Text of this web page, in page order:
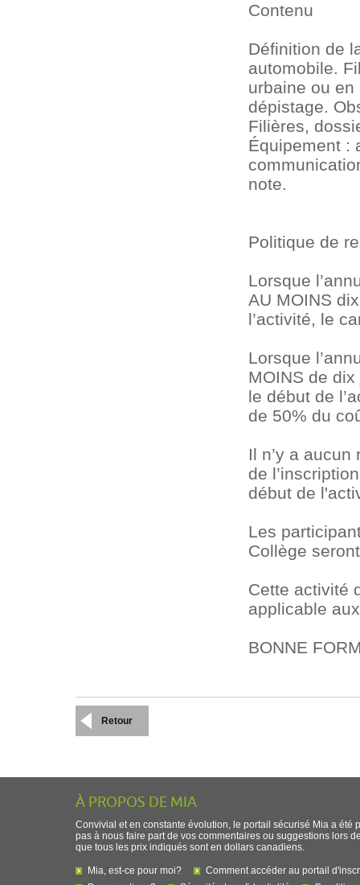
Contenu
Définition de
automobile.
urbaine ou
dépistage.
Filières,
Équipement :
note.
Politique de
Lorsque
AU MOINS
l’activité, le
Lorsque
MOINS de
le début de
de 50% du
Il n’y a
de
début de
Les
Collège
Cette activité
applicable
BONNE
Retour
À PROPOS DE MIA
Convivial et en constante évolution, le portail sécurisé Mia a été
pas à nous faire part de vos commentaires ou suggestions lors
que tous les prix indiqués sont en dollars canadiens.
Mia, est-ce pour moi?
Comment accéder au portail